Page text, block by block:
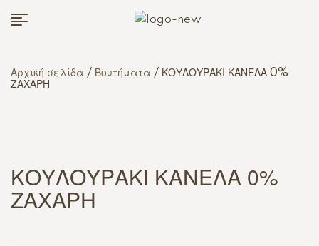
Αρχική σελίδα / Βουτήματα / ΚΟΥΛΟΥΡΑΚΙ ΚΑΝΕΛΑ 0%
ΖΑΧΑΡΗ
ΚΟΥΛΟΥΡΑΚΙ ΚΑΝΕΛΑ 0%
ΖΑΧΑΡΗ